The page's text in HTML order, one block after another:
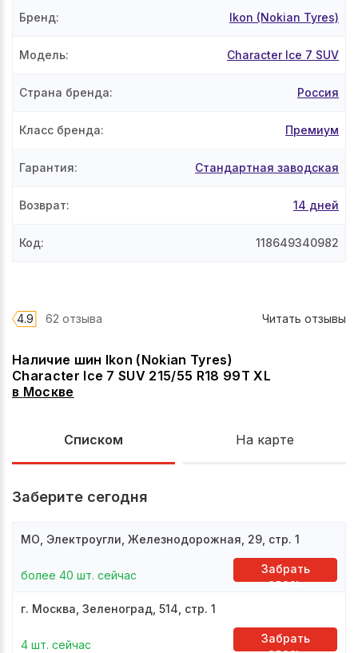
Наличие шин Ikon (Nokian Tyres)
Character Ice 7 SUV 215/55 R18 99T XL
в Москве
Списком На карте
Заберите сегодня
МО, Электроугли, Железнодорожная, 29, стр. 1
более 40 шт. сейчас
Забрать
здесь
г. Москва, Зеленоград, 514, стр. 1
4 шт. сейчас
Забрать
Бренд: Ikon (Nokian Tyres)
Модель: Character Ice 7 SUV
Страна бренда: Россия
Класс бренда: Премиум
Гарантия: Стандартная заводская
Возврат: 14 дней
Код: 118649340982
4.9 62 отзыва Читать отзывы